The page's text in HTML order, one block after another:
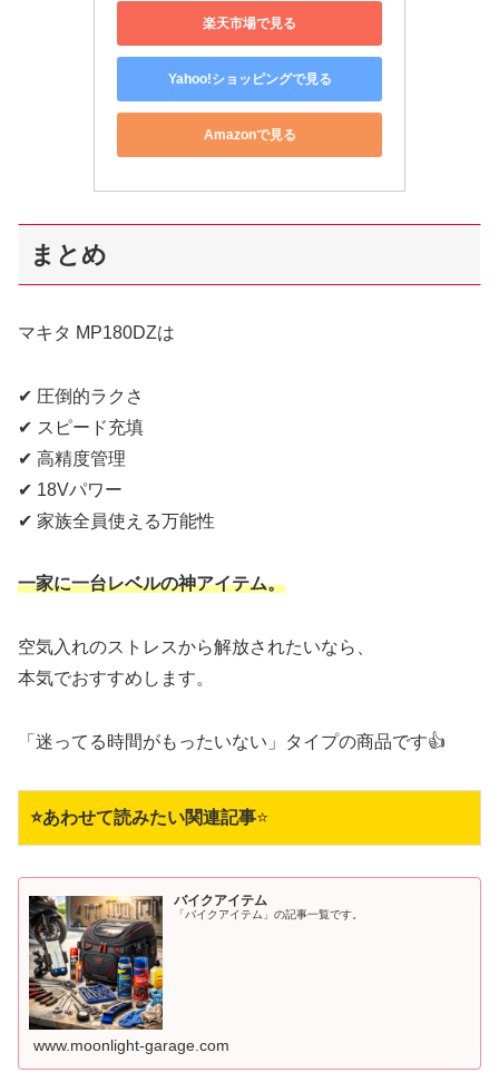
楽天市場で見る
Yahoo!ショッピングで見る
Amazonで見る
まとめ
マキタ MP180DZは
✔ 圧倒的ラクさ
✔ スピード充填
✔ 高精度管理
✔ 18Vパワー
✔ 家族全員使える万能性
一家に一台レベルの神アイテム。
空気入れのストレスから解放されたいなら、
本気でおすすめします。
「迷ってる時間がもったいない」タイプの商品です👍
⭐あわせて読みたい関連記事⭐
バイクアイテム
「バイクアイテム」の記事一覧です。
www.moonlight-garage.com